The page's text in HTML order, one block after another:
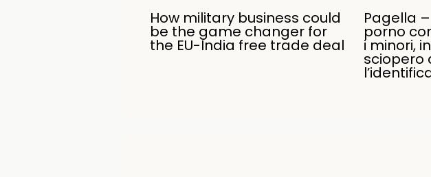
How military business could
be the game changer for
the EU-India free trade deal
Pagella
porno
i minori,
sciopero